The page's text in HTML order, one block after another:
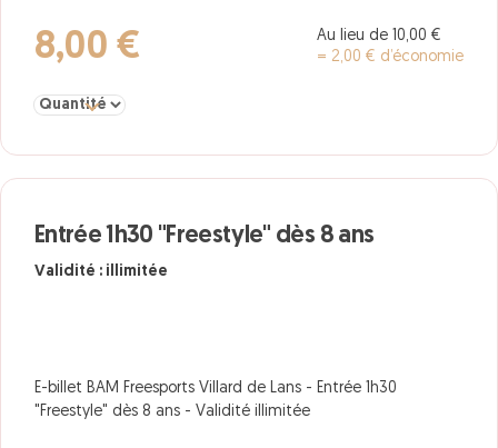
8,00 €
Au lieu de 10,00 €
= 2,00 € d’économie
Sélectionner la quantité pour Entrée Kids 1h 2-7ans
Entrée 1h30 "Freestyle" dès 8 ans
Validité : illimitée
E-billet BAM Freesports Villard de Lans - Entrée 1h30
"Freestyle" dès 8 ans - Validité illimitée